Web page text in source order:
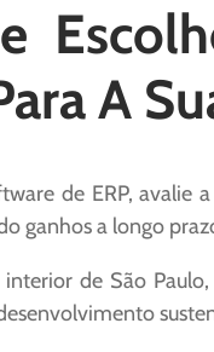
A
de ERP, avalie
ganhos a longo
interior de São